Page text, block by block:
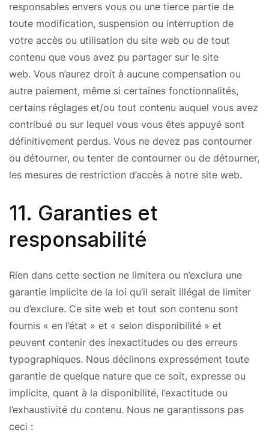
responsables envers vous ou une tierce partie de
toute modification, suspension ou interruption de
votre accès ou utilisation du site web ou de tout
contenu que vous avez pu partager sur le site
web. Vous n’aurez droit à aucune compensation ou
autre paiement, même si certaines fonctionnalités,
certains réglages et/ou tout contenu auquel vous avez
contribué ou sur lequel vous vous êtes appuyé sont
définitivement perdus. Vous ne devez pas contourner
ou détourner, ou tenter de contourner ou de détourner,
les mesures de restriction d’accès à notre site web.
11. Garanties et
responsabilité
Rien dans cette section ne limitera ou n’exclura une
garantie implicite de la loi qu’il serait illégal de limiter
ou d’exclure. Ce site web et tout son contenu sont
fournis « en l’état » et « selon disponibilité » et
peuvent contenir des inexactitudes ou des erreurs
typographiques. Nous déclinons expressément toute
garantie de quelque nature que ce soit, expresse ou
implicite, quant à la disponibilité, l’exactitude ou
l’exhaustivité du contenu. Nous ne garantissons pas
ceci :